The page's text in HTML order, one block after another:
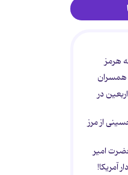
هرمز
در
از مرز
امیر
آمریکا!